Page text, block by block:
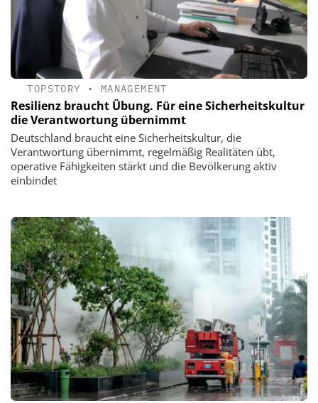
TOPSTORY • MANAGEMENT
Resilienz braucht Übung. Für eine Sicherheitskultur
die Verantwortung übernimmt
Deutschland braucht eine Sicherheitskultur, die
Verantwortung übernimmt, regelmäßig Realitäten übt,
operative Fähigkeiten stärkt und die Bevölkerung aktiv
einbindet